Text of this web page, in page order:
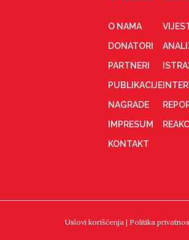
O NAMA
DONATORI
PARTNERI
PUBLIKACIJE
NAGRADE
IMPRESUM
KONTAKT
Uslovi korišćenja | Politika